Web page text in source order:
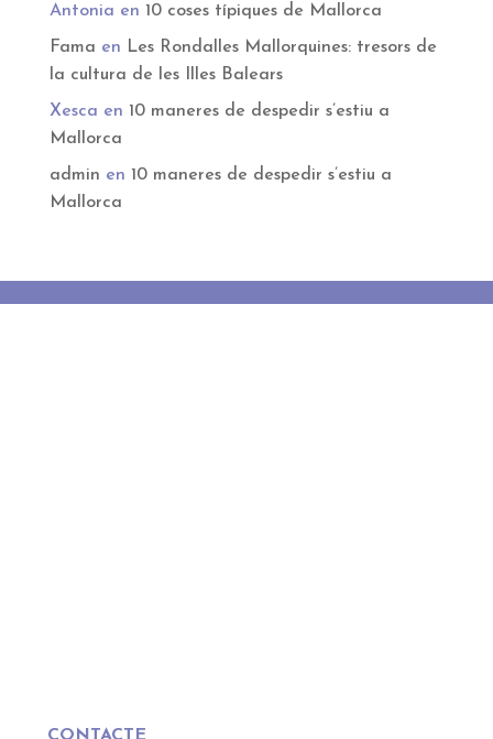
Antonia en 10 coses típiques de Mallorca
Fama en Les Rondalles Mallorquines: tresors de
la cultura de les Illes Balears
Xesca en 10 maneres de despedir s’estiu a
Mallorca
admin en 10 maneres de despedir s’estiu a
Mallorca
CONTACTE